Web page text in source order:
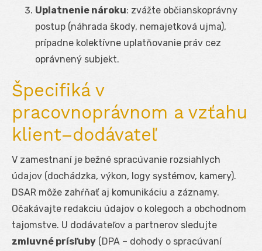
Uplatnenie nároku: zvážte občianskoprávny
postup (náhrada škody, nemajetková ujma),
prípadne kolektívne uplatňovanie práv cez
oprávnený subjekt.
Špecifiká v
pracovnoprávnom a vzťahu
klient–dodávateľ
V zamestnaní je bežné spracúvanie rozsiahlych
údajov (dochádzka, výkon, logy systémov, kamery).
DSAR môže zahŕňať aj komunikáciu a záznamy.
Očakávajte redakciu údajov o kolegoch a obchodnom
tajomstve. U dodávateľov a partnerov sledujte
zmluvné prísľuby (DPA – dohody o spracúvaní